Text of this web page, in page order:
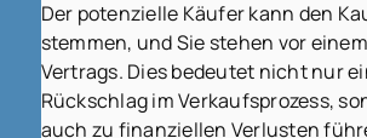
Der potenzielle Käufer kann den
stemmen, und Sie stehen vor
Vertrags. Dies bedeutet nicht nur
Rückschlag im Verkaufsprozess,
auch zu finanziellen Verlusten